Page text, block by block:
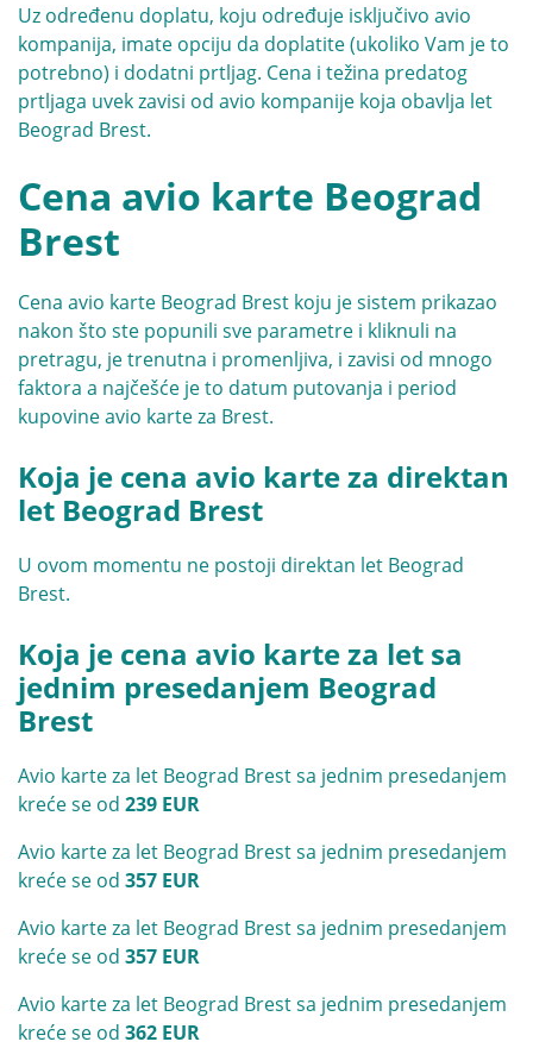
Uz određenu doplatu, koju određuje isključivo avio
kompanija, imate opciju da doplatite (ukoliko Vam je to
potrebno) i dodatni prtljag. Cena i težina predatog
prtljaga uvek zavisi od avio kompanije koja obavlja let
Beograd Brest.
Cena avio karte Beograd
Brest
Cena avio karte Beograd Brest koju je sistem prikazao
nakon što ste popunili sve parametre i kliknuli na
pretragu, je trenutna i promenljiva, i zavisi od mnogo
faktora a najčešće je to datum putovanja i period
kupovine avio karte za Brest.
Koja je cena avio karte za direktan
let Beograd Brest
U ovom momentu ne postoji direktan let Beograd
Brest.
Koja je cena avio karte za let sa
jednim presedanjem Beograd
Brest
Avio karte za let Beograd Brest sa jednim presedanjem
kreće se od 239 EUR
Avio karte za let Beograd Brest sa jednim presedanjem
kreće se od 357 EUR
Avio karte za let Beograd Brest sa jednim presedanjem
kreće se od 357 EUR
Avio karte za let Beograd Brest sa jednim presedanjem
kreće se od 362 EUR